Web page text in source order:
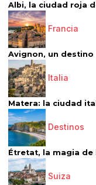
Albi, la ciudad roja
Francia
Avignon, un destino
Italia
Matera: la ciudad
Destinos
Étretat, la magia
Suiza